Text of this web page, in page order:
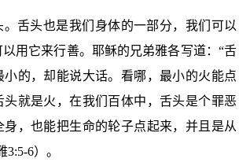
。舌头也是我们身体的一部分，我们可以
用它来行善。耶稣的兄弟雅各写道：“舌
小的，却能说大话。看哪，最小的火能点
头就是火，在我们百体中，舌头是个罪恶
身，也能把生命的轮子点起来，并且是从
3:5-6）。